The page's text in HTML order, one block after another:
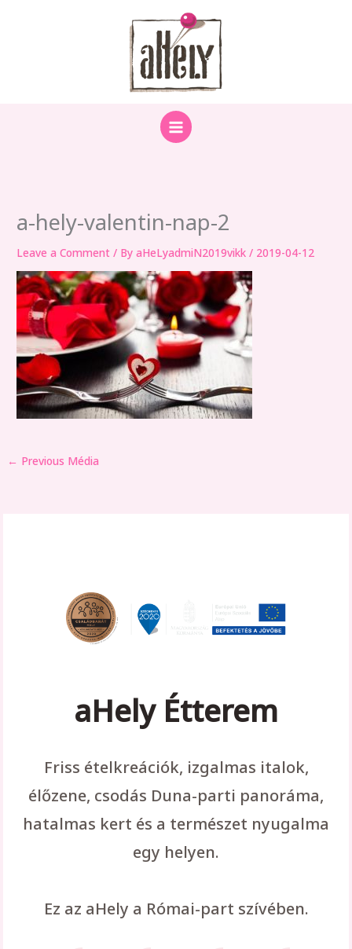
a-hely-valentin-nap-2
Leave a Comment / ByaHeLyadmiN2019vikk/ 2019-04-12
← Previous Média
aHely Étterem
Friss ételkreációk, izgalmas italok,
élőzene, csodás Duna-parti panoráma,
hatalmas kert és a természet nyugalma
egy helyen.
Ez az aHely a Római-part szívében.